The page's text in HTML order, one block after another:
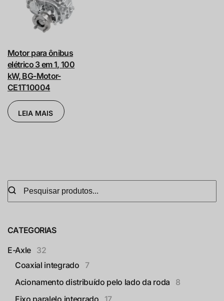
Motor para ônibus
elétrico 3 em 1, 100
kW, BG-Motor-
CE1T10004
LEIA MAIS
CATEGORIAS
E-Axle 32
Coaxial integrado
7
Acionamento distribuído pelo lado da roda
8
Eixo paralelo integrado
17